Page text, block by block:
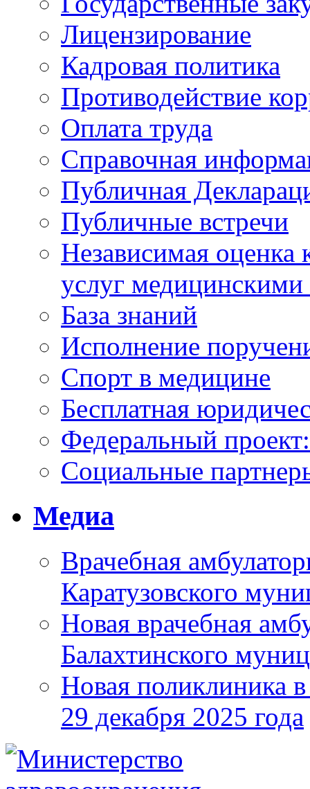
Лицензирование
Кадровая политика
Противодействие
Оплата труда
Справочная
Публичная
Публичные встречи
Независимая оценка
услуг
База знаний
Исполнение
Спорт в медицине
Бесплатная
Федеральный
Социальные
Медиа
Врачебная
Каратузовского
Новая врачебная
Балахтинского
Новая поликлиника
29 декабря 2025 года